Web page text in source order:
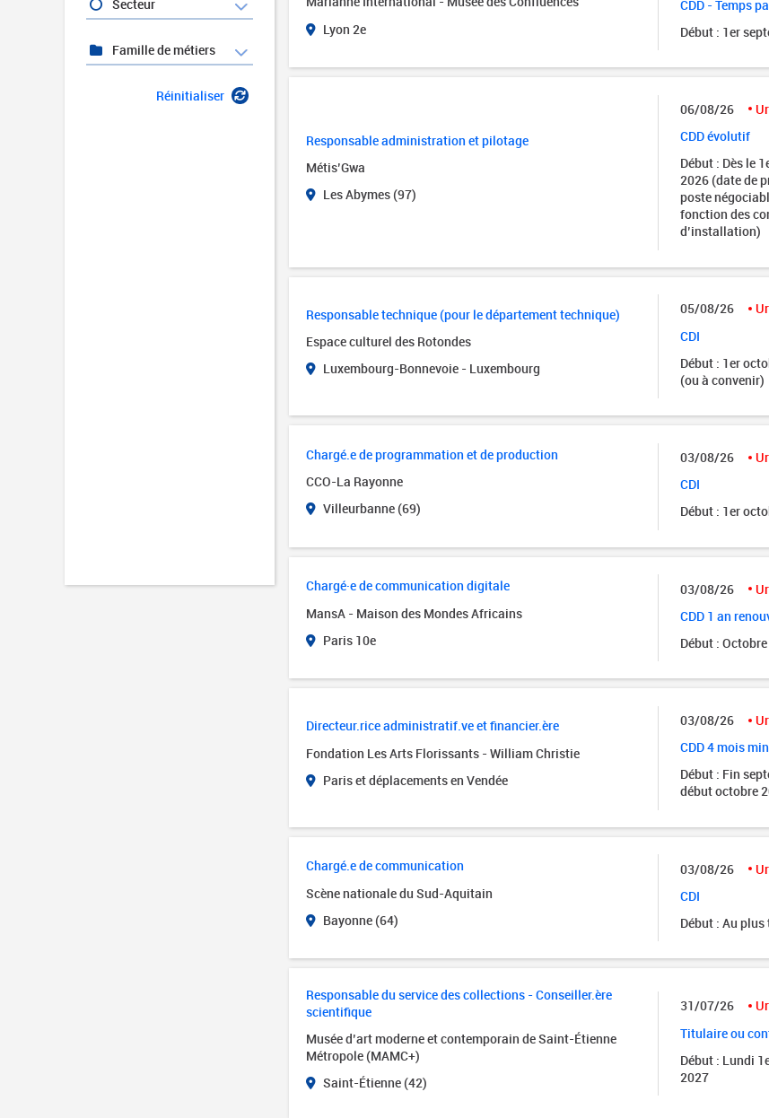
Lyon 2e
CDD - Temps
Début : 1er
Responsable administration et pilotage
Métis’Gwa
Les Abymes (97)
06/08/26
CDD évolutif
Début : Dès le
2026 (date de
poste
fonction des
d’installation)
Responsable technique (pour le département technique)
Espace culturel des Rotondes
Luxembourg-Bonnevoie - Luxembourg
05/08/26
CDI
Début : 1er
(ou à convenir)
Chargé.e de programmation et de production
CCO-La Rayonne
Villeurbanne (69)
03/08/26
CDI
Début : 1er
Chargé·e de communication digitale
MansA - Maison des Mondes Africains
Paris 10e
03/08/26
CDD 1 an
Début :
Directeur.rice administratif.ve et financier.ère
Fondation Les Arts Florissants - William Christie
Paris et déplacements en Vendée
03/08/26
CDD 4 mois
Début : Fin
début octobre
Chargé.e de communication
Scène nationale du Sud-Aquitain
Bayonne (64)
03/08/26
CDI
Début : Au plus
Responsable du service des collections - Conseiller.ère
scientifique
Musée d’art moderne et contemporain de Saint-Étienne
Métropole (MAMC+)
Saint-Étienne (42)
31/07/26
Titulaire ou
Début : Lundi
2027
Secteur
Famille de métiers
Réinitialiser